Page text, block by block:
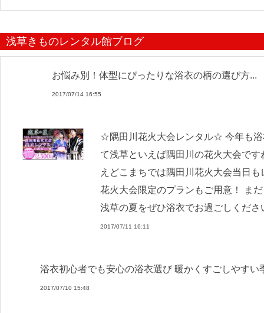
浅草きものレンタル館ブログ
お悩み別！体型にぴったりな浴衣の柄の選び方...
2017/07/14 16:55
☆隅田川花火大会レンタル☆ 今年も
て浅草といえば隅田川の花火大会で
えどこまちでは隅田川花火大会当日
花火大会限定のプランもご用意！ ま
浅草の夏をぜひ浴衣でお過ごしくださ
2017/07/11 16:11
浴衣初心者でも安心の浴衣選び 暖かくすごしやすい
2017/07/10 15:48